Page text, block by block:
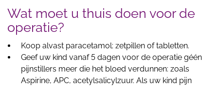
Wat moet u thuis doen voor de
operatie?
Koop alvast paracetamol: zetpillen of tabletten.
Geef uw kind vanaf 5 dagen voor de operatie géén
pijnstillers meer die het bloed verdunnen: zoals
Aspirine, APC, acetylsalicylzuur. Als uw kind pijn